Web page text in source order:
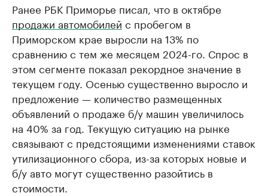
Ранее РБК Приморье писал, что в октябре
продажи автомобилей с пробегом в
Приморском крае выросли на 13% по
сравнению с тем же месяцем 2024-го. Спрос в
этом сегменте показал рекордное значение в
текущем году. Осенью существенно выросло и
предложение — количество размещенных
объявлений о продаже б/у машин увеличилось
на 40% за год. Текущую ситуацию на рынке
связывают с предстоящими изменениями ставок
утилизационного сбора, из-за которых новые и
б/у авто могут существенно разойтись в
стоимости.